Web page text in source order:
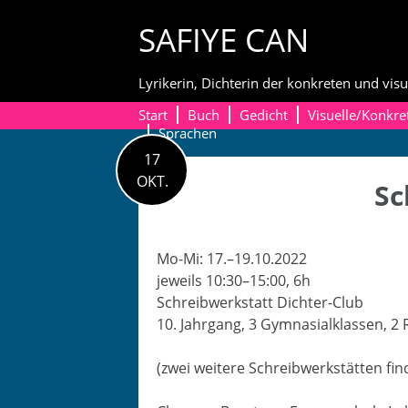
SAFIYE CAN
Lyrikerin, Dichterin der konkreten und
Start
Buch Gedicht Visuelle/
Sprachen
17
OKT.
Mo-Mi: 17.–19.10.2022
jew­eils 10:30–15:00, 6h
Schreib­w­erk­statt Dichter-Club
10. Jahrgang, 3 Gym­nasialk­lassen, 2
(zwei weit­ere Schreib­w­erk­stät­ten